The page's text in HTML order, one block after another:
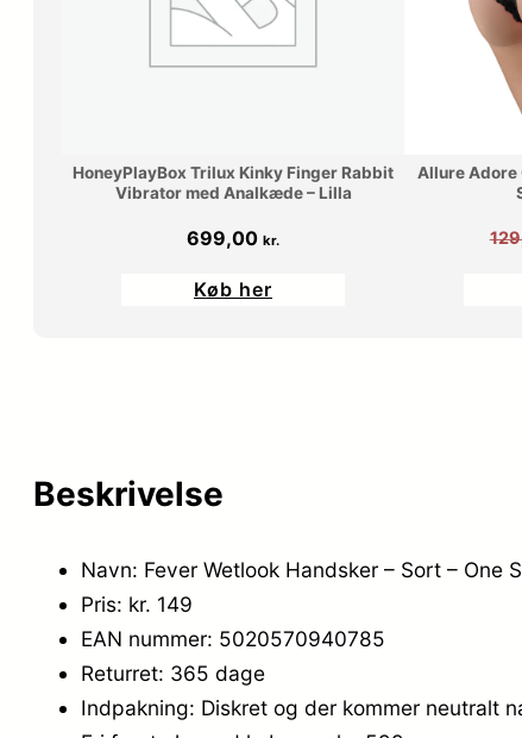
HoneyPlayBox Trilux Kinky Finger Rabbit
Vibrator med Analkæde – Lilla
699,00 kr.
Køb her
Allure Adore
Beskrivelse
Navn: Fever Wetlook Handsker – Sort – One
Pris: kr. 149
EAN nummer: 5020570940785
Returret: 365 dage
Indpakning: Diskret og der kommer neutralt